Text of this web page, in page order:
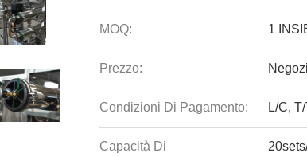
MOQ: 1
Prezzo:
Condizioni Di Pagamento: L/C,
Capacità Di